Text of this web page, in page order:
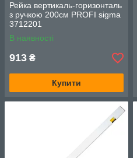
Рейка вертикаль-горизонталь
з ручкою 200см PROFI sigma
3712201
В наявності
913 ₴
Купити